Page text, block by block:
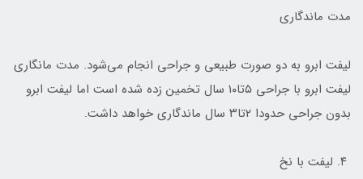
مدت ماندگاری
لیفت ابرو به دو صورت طبیعی و جراحی انجام می‌شود. مدت مانگاری
لیفت ابرو با جراحی ۵تا۱۰ سال تخمین زده شده است اما لیفت ابرو
بدون جراحی حدودا ۲تا۳ سال ماندگاری خواهد داشت.